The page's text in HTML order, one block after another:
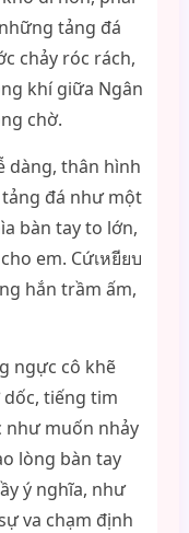
tảng đá
chảy róc rách,
khí giữa Ngân
chờ.
dàng, thân hình
đá như một
bàn tay to lớn,
em. Cứเหยียบ
hắn trầm ấm,
ngực cô khẽ
tiếng tim
muốn nhảy
lòng bàn tay
ý nghĩa, như
va chạm định